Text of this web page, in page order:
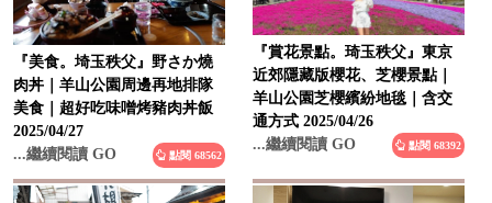
『美食。埼玉秩父』野さか燒
肉丼｜羊山公園周邊再地排隊
美食｜超好吃味噌烤豬肉丼飯
2025/04/27
...繼續閱讀 GO
點閱 68562
『賞花景點。琦玉秩父』東京
近郊隱藏版櫻花、芝櫻景點｜
羊山公園芝櫻繽紛地毯｜含交
通方式 2025/04/26
...繼續閱讀 GO
點閱 68392